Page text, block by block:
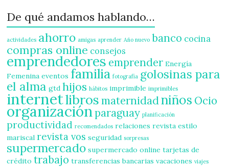
De qué andamos hablando…
actividades ahorro amigas aprender Año nuevo banco cocina
compras online consejos
emprendedores emprender Energía
Femenina eventos familia fotografía golosinas para
el alma gtd hijos hábitos imprimible imprimibles
internetlibros maternidadniños Ocio
organizaciónparaguay planificación
productividad recomendados relaciones revista estilo
mariscal revista vos seguridad sorpresas
supermercado supermercado online tarjetas de
crédito trabajo transferencias bancarias vacaciones viajes